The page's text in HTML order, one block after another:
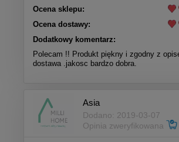
Ocena sklepu:
Ocena dostawy:
Dodatkowy komentarz:
Polecam !! Produkt piękny i zgodny z
dostawa .jakosc bardzo dobra.
Asia
Dodano: 2019-03-07
Opinia zweryfikowana